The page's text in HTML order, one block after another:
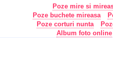
Poze mire si
Poze buchete mireasa
Poze corturi nunta
Album foto online